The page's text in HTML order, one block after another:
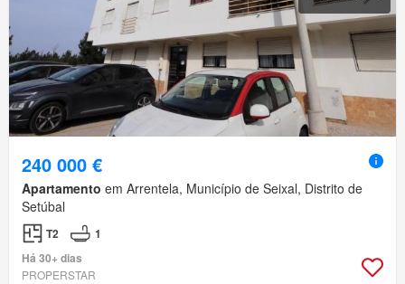
240 000 €
Apartamento em Arrentela, Município de Seixal, Distrito de
Setúbal
T2
1
Há 30+ dias
PROPERSTAR